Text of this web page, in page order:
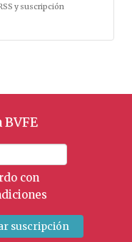
y suscripción
con